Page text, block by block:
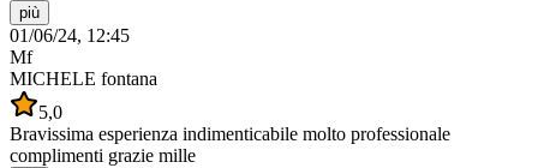
più
01/06/24, 12:45
Mf
MICHELE fontana
5,0
Bravissima esperienza indimenticabile molto professionale
complimenti grazie mille